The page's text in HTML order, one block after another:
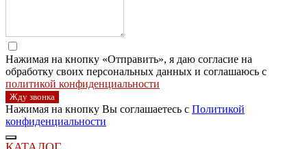
Нажимая на кнопку «Отправить», я даю согласие на
обработку своих персональных данных и соглашаюсь с
политикой конфиденциальности
Жду звонка
Нажимая на кнопку Вы соглашаетесь с Политикой
конфиденциальности